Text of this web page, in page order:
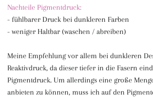
Nachteile Pigmentdruck:
- fühlbarer Druck bei dunkleren Farben
- weniger Haltbar (waschen / abreiben)
Meine Empfehlung vor allem bei dunkleren
Reaktivdruck, da dieser tiefer in die Fasern
Pigmentdruck. Um allerdings eine große
anbieten zu können, muss ich auf den